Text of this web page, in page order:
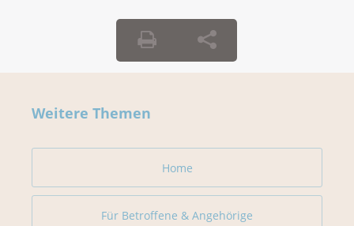
Weitere Themen
Home
Für Betroffene & Angehörige